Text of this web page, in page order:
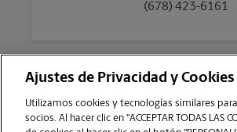
(678) 423-6161
Como es un negocio de franquicias, cada centro
franquiciador, no le ofrece formación notarial al
Ajustes de Privacidad y Cookies
Utilizamos cookies y tecnologías similares
socios. Al hacer clic en "ACCEPTAR TODAS